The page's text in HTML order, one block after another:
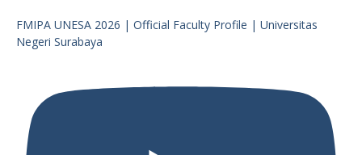
FMIPA UNESA 2026 | Official Faculty Profile | Universitas
Negeri Surabaya